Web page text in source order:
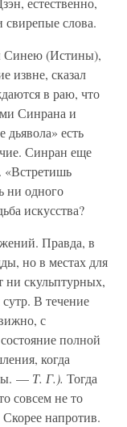
слова.
Синею (Истины),
извне, сказал
в раю, что
Синрана и
есть
Синран еще
«Встретишь
ни одного
искусства?
Правда, в
но в местах для
ни скульптурных,
В течение
с
полной
когда
— Т. Г.). Тогда
совсем не то
напротив.